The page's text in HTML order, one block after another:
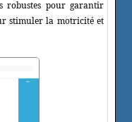
robustes pour garantir
stimuler la motricité et